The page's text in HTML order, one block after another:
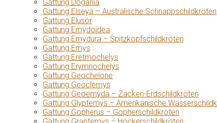
Gattung Dogania
Gattung Elseya – Australische Schnappschildkröten
Gattung Elusor
Gattung Emydoidea
Gattung Emydura – Spitzkopfschildkröten
Gattung Emys
Gattung Eretmochelys
Gattung Erymnochelys
Gattung Geochelone
Gattung Geoclemys
Gattung Geoemyda – Zacken-Erdschildkröten
Gattung Glyptemys – Amerikanische
Gattung Gopherus – Gopherschildkröten